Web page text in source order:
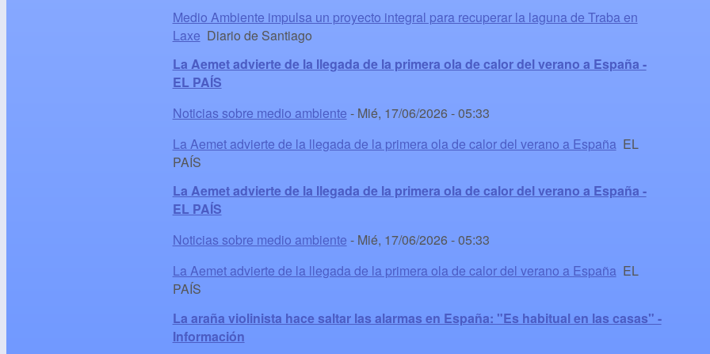
Medio Ambiente impulsa un proyecto integral para recuperar la laguna de Traba en
Laxe Diario de Santiago
La Aemet advierte de la llegada de la primera ola de calor del verano a España -
EL PAÍS
Noticias sobre medio ambiente - Mié, 17/06/2026 - 05:33
La Aemet advierte de la llegada de la primera ola de calor del verano a EspañaEL
PAÍS
La Aemet advierte de la llegada de la primera ola de calor del verano a España -
EL PAÍS
Noticias sobre medio ambiente - Mié, 17/06/2026 - 05:33
La Aemet advierte de la llegada de la primera ola de calor del verano a EspañaEL
PAÍS
La araña violinista hace saltar las alarmas en España: "Es habitual en las casas" -
Información